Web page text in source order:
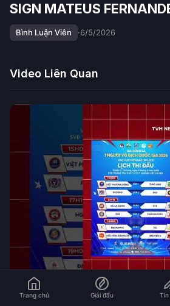
SIGN MATEUS
Bình Luận Viên ·6/5/2026
Video Liên Quan
Trang chủ Giải đấu